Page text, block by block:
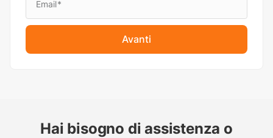
Avanti
Hai bisogno di assistenza o